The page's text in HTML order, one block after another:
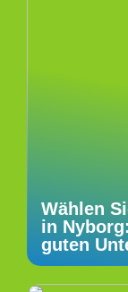
Wählen
in
guten